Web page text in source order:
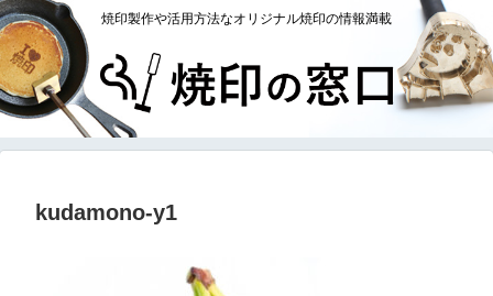
焼印製作や活用方法なオリジナル焼印の情報満載
kudamono-y1